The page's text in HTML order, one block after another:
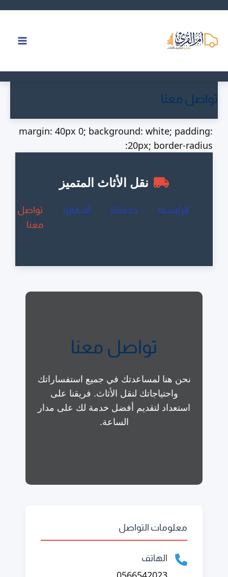
المحتوى
تواصل معنا
margin: 40px 0; background: white; padding:
20px; border-radius:
نقل الأثاث المتميز
الرئيسية خدماتنا أسعارنا
تواصل
معنا
تواصل معنا
نحن هنا لمساعدتك في جميع استفساراتك
واحتياجاتك لنقل الأثاث. فريقنا على
استعداد لتقديم أفضل خدمة لك على مدار
الساعة.
معلومات التواصل
الهاتف